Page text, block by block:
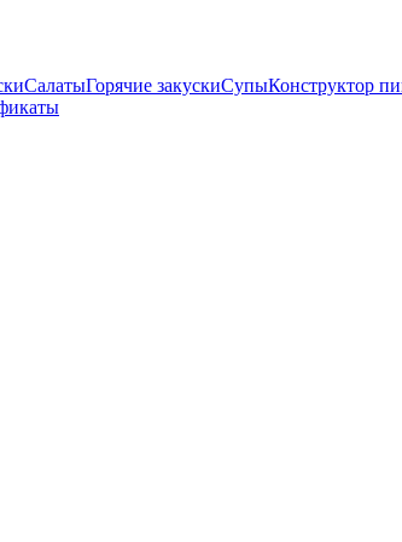
СалатыГорячие закускиСупыКонструктор